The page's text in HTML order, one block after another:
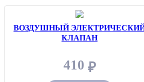
ВОЗДУШНЫЙ
КЛАПАН
410 ₽